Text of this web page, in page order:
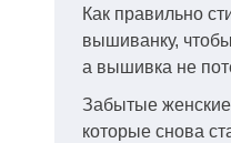
Как правильно
вышиванку,
а вышивка не
Забытые
которые снова